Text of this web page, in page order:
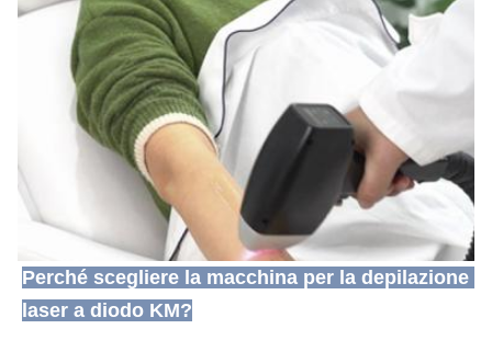
Perché scegliere la macchina per la depilazione
laser a diodo KM?